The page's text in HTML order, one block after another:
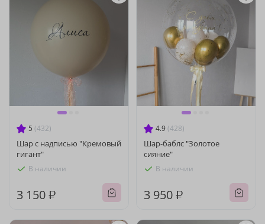
5 (432)
Шар с надписью "Кремовый
гигант"
В наличии
3 150 ₽
4.9 (428)
Шар-баблс "Золотое
сияние"
В наличии
3 950 ₽